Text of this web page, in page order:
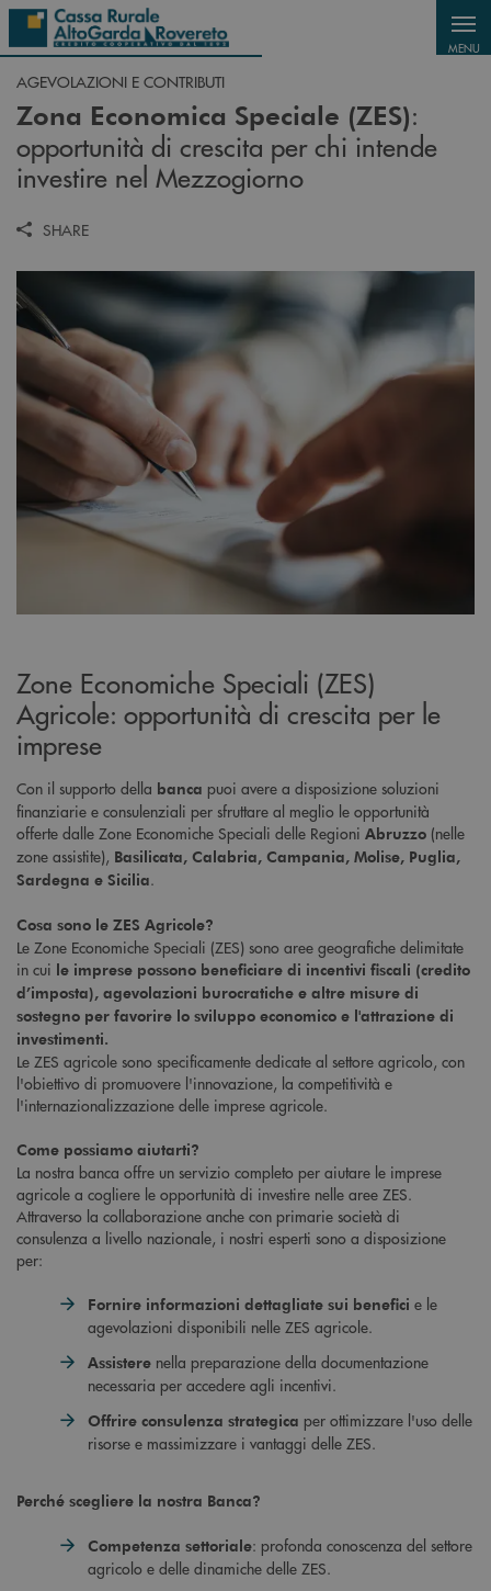
Salta al contenuto principale
MENU
AGEVOLAZIONI E CONTRIBUTI
Zona Economica Speciale (ZES):
opportunità di crescita per chi intende
investire nel Mezzogiorno
SHARE
Zone Economiche Speciali (ZES)
Agricole: opportunità di crescita per le
imprese
Con il supporto della banca puoi avere a disposizione soluzioni
finanziarie e consulenziali per sfruttare al meglio le opportunità
offerte dalle Zone Economiche Speciali delle Regioni Abruzzo (nelle
zone assistite), Basilicata, Calabria, Campania, Molise, Puglia,
Sardegna e Sicilia.
Cosa sono le ZES Agricole?
Le Zone Economiche Speciali (ZES) sono aree geografiche delimitate
in cui le imprese possono beneficiare di incentivi fiscali (credito
d’imposta), agevolazioni burocratiche e altre misure di
sostegno per favorire lo sviluppo economico e l'attrazione di
investimenti.
Le ZES agricole sono specificamente dedicate al settore agricolo, con
l'obiettivo di promuovere l'innovazione, la competitività e
l'internazionalizzazione delle imprese agricole.
Come possiamo aiutarti?
La nostra banca offre un servizio completo per aiutare le imprese
agricole a cogliere le opportunità di investire nelle aree ZES.
Attraverso la collaborazione anche con primarie società di
consulenza a livello nazionale, i nostri esperti sono a disposizione
per:
Fornire informazioni dettagliate sui benefici e le
agevolazioni disponibili nelle ZES agricole.
Assistere nella preparazione della documentazione
necessaria per accedere agli incentivi.
Offrire consulenza strategica per ottimizzare l'uso delle
risorse e massimizzare i vantaggi delle ZES.
Perché scegliere la nostra Banca?
Competenza settoriale: profonda conoscenza del settore
agricolo e delle dinamiche delle ZES.